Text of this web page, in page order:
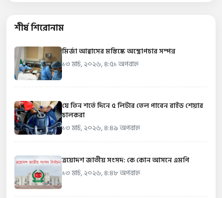
শীর্ষ শিরোনাম
মির্জা আব্বাসের মস্তিষ্কে অস্ত্রোপচার সম্পন্ন
১৩ মার্চ, ২০২৬, ৪:৫১ অপরাহ্ন
যে তিন শর্তে দিনে ৫ লিটার তেল পাবেন রাইড শেয়ার
চালকরা
১৩ মার্চ, ২০২৬, ৪:৪৯ অপরাহ্ন
ত্রয়োদশ জাতীয় সংসদ: কে কোন আসনে এমপি
১৩ মার্চ, ২০২৬, ৪:৪৮ অপরাহ্ন